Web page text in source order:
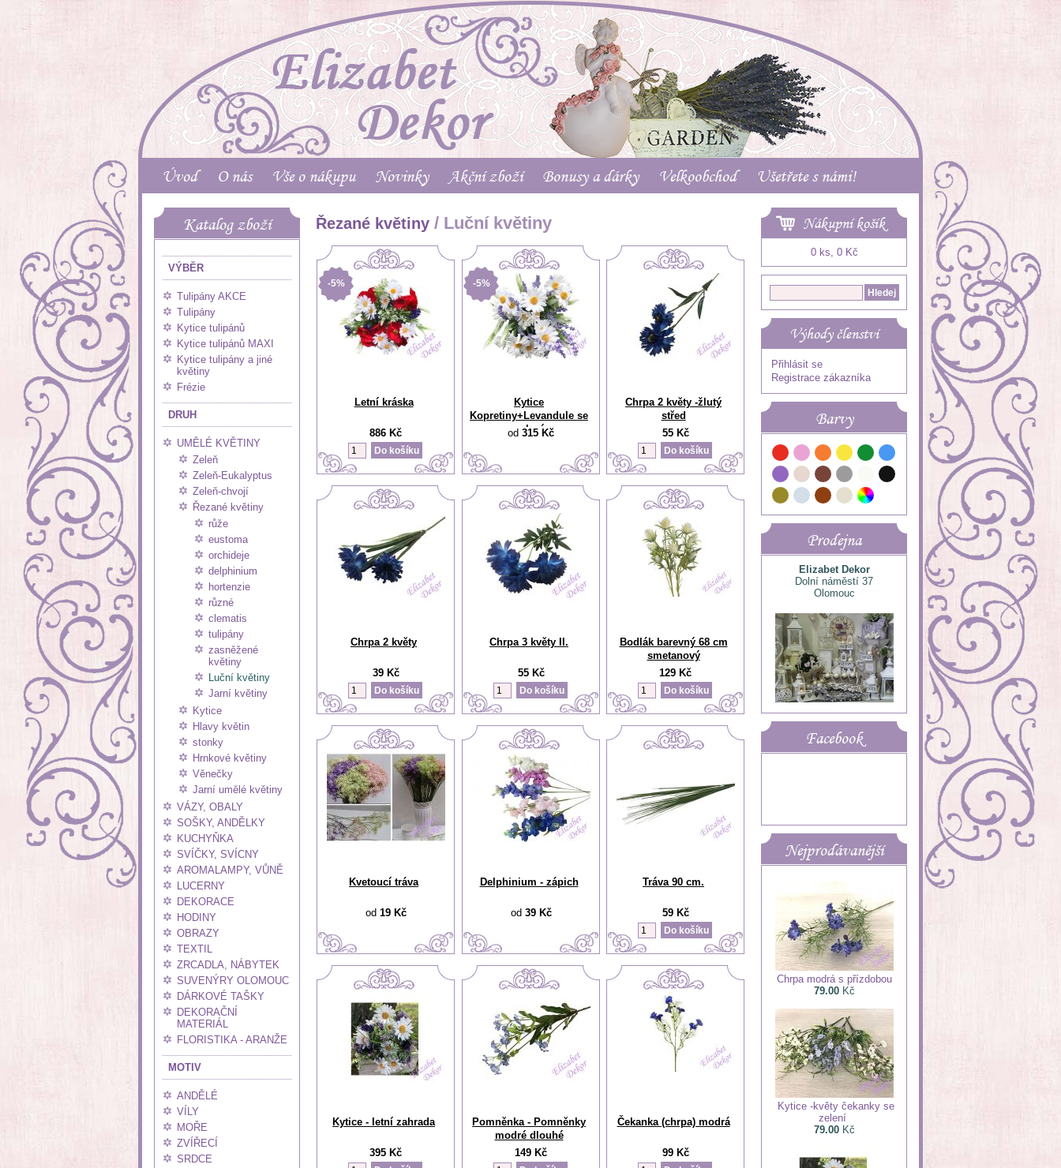
Úvod O nás Vše o nákupu Novinky Akční zboží Bonusy a dárky Velkoobchod Ušetřete s námi!
Katalog zboží
VÝBĚR
Tulipány AKCE
Tulipány
Kytice tulipánů
Kytice tulipánů MAXI
Kytice tulipány a jiné
květiny
Frézie
DRUH
UMĚLÉ KVĚTINY
Zeleň
Zeleň-Eukalyptus
Zeleň-chvojí
Řezané květiny
růže
eustoma
orchideje
delphinium
hortenzie
různé
clematis
tulipány
zasněžené
květiny
Luční květiny
Jarní květiny
Kytice
Hlavy květin
stonky
Hrnkové květiny
Věnečky
Jarní umělé květiny
VÁZY, OBALY
SOŠKY, ANDĚLKY
KUCHYŇKA
SVÍČKY, SVÍCNY
AROMALAMPY, VŮNĚ
LUCERNY
DEKORACE
HODINY
OBRAZY
TEXTIL
ZRCADLA, NÁBYTEK
SUVENÝRY OLOMOUC
DÁRKOVÉ TAŠKY
DEKORAČNÍ
MATERIÁL
FLORISTIKA - ARANŽE
MOTIV
ANDĚLÉ
VÍLY
MOŘE
ZVÍŘECÍ
SRDCE
Řezané květiny / Luční květiny
-5%
Letní kráska
886 Kč
-5%
Kytice
Kopretiny+Levandule se
zelení
od 315 Kč
Chrpa 2 květy -žlutý
střed
55 Kč
Chrpa 2 květy
39 Kč
Chrpa 3 květy II.
55 Kč
Bodlák barevný 68 cm
smetanový
129 Kč
Kvetoucí tráva
od 19 Kč
Delphinium - zápich
od 39 Kč
Tráva 90 cm.
59 Kč
Kytice - letní zahrada
395 Kč
Pomněnka - Pomněnky
modré dlouhé
149 Kč
Čekanka (chrpa) modrá
99 Kč
Nákupní košík
0 ks, 0 Kč
Výhody členství
Přihlásit se
Registrace zákazníka
Barvy
Prodejna
Elizabet Dekor
Dolní náměstí 37
Olomouc
Facebook
Nejprodávanější
Chrpa modrá s přízdobou
79.00Kč
Kytice -květy čekanky se
zelení
79.00Kč